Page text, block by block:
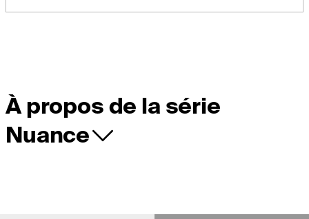
À propos de la série
Nuance